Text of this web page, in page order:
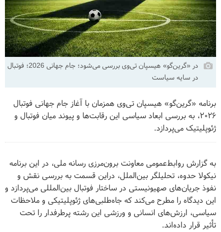
در «گرین‌گو» هیسپان تی‌وی بررسی می‌شود؛ جام جهانی 2026؛ فوتبال
در سایه سیاست
برنامه «گرین‌گو» هیسپان تی‌وی همزمان با آغاز جام جهانی فوتبال
۲۰۲۶، به بررسی ابعاد سیاسی این رقابت‌ها و پیوند میان فوتبال و
ژئوپلیتیک می‌پردازد.
به گزارش روابط‌عمومی معاونت برون‌مرزی رسانه ملی، در این برنامه
نیکولا حدوه، تحلیلگر بین‌الملل، دراین قسمت به بررسی نقش و
نفوذ جریان‌های صهیونیستی در ساختار فوتبال بین‌المللی می‌پردازد و
این دیدگاه را مطرح می‌کند که جاه‌طلبی‌های ژئوپلیتیکی و ملاحظات
سیاسی، ارزش‌های انسانی و ورزشی این رشته پرطرفدار را تحت
تأثیر قرار داده‌اند.